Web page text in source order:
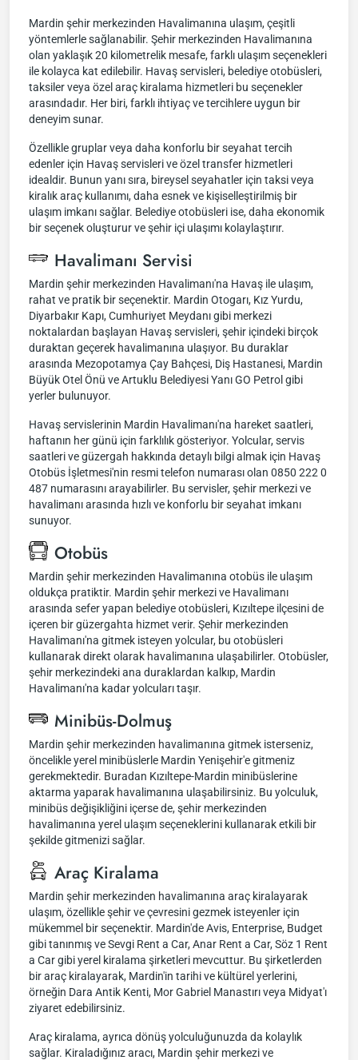
Mardin şehir merkezinden Havalimanına ulaşım, çeşitli
yöntemlerle sağlanabilir. Şehir merkezinden Havalimanına
olan yaklaşık 20 kilometrelik mesafe, farklı ulaşım seçenekleri
ile kolayca kat edilebilir. Havaş servisleri, belediye otobüsleri,
taksiler veya özel araç kiralama hizmetleri bu seçenekler
arasındadır. Her biri, farklı ihtiyaç ve tercihlere uygun bir
deneyim sunar.
Özellikle gruplar veya daha konforlu bir seyahat tercih
edenler için Havaş servisleri ve özel transfer hizmetleri
idealdir. Bunun yanı sıra, bireysel seyahatler için taksi veya
kiralık araç kullanımı, daha esnek ve kişiselleştirilmiş bir
ulaşım imkanı sağlar. Belediye otobüsleri ise, daha ekonomik
bir seçenek oluşturur ve şehir içi ulaşımı kolaylaştırır.
Havalimanı Servisi
Mardin şehir merkezinden Havalimanı'na Havaş ile ulaşım,
rahat ve pratik bir seçenektir. Mardin Otogarı, Kız Yurdu,
Diyarbakır Kapı, Cumhuriyet Meydanı gibi merkezi
noktalardan başlayan Havaş servisleri, şehir içindeki birçok
duraktan geçerek havalimanına ulaşıyor. Bu duraklar
arasında Mezopotamya Çay Bahçesi, Diş Hastanesi, Mardin
Büyük Otel Önü ve Artuklu Belediyesi Yanı GO Petrol gibi
yerler bulunuyor.
Havaş servislerinin Mardin Havalimanı'na hareket saatleri,
haftanın her günü için farklılık gösteriyor. Yolcular, servis
saatleri ve güzergah hakkında detaylı bilgi almak için Havaş
Otobüs İşletmesi'nin resmi telefon numarası olan 0850 222 0
487 numarasını arayabilirler. Bu servisler, şehir merkezi ve
havalimanı arasında hızlı ve konforlu bir seyahat imkanı
sunuyor.
Otobüs
Mardin şehir merkezinden Havalimanına otobüs ile ulaşım
oldukça pratiktir. Mardin şehir merkezi ve Havalimanı
arasında sefer yapan belediye otobüsleri, Kızıltepe ilçesini de
içeren bir güzergahta hizmet verir. Şehir merkezinden
Havalimanı'na gitmek isteyen yolcular, bu otobüsleri
kullanarak direkt olarak havalimanına ulaşabilirler. Otobüsler,
şehir merkezindeki ana duraklardan kalkıp, Mardin
Havalimanı'na kadar yolcuları taşır.
Minibüs-Dolmuş
Mardin şehir merkezinden havalimanına gitmek isterseniz,
öncelikle yerel minibüslerle Mardin Yenişehir'e gitmeniz
gerekmektedir. Buradan Kızıltepe-Mardin minibüslerine
aktarma yaparak havalimanına ulaşabilirsiniz. Bu yolculuk,
minibüs değişikliğini içerse de, şehir merkezinden
havalimanına yerel ulaşım seçeneklerini kullanarak etkili bir
şekilde gitmenizi sağlar.
Araç Kiralama
Mardin şehir merkezinden havalimanına araç kiralayarak
ulaşım, özellikle şehir ve çevresini gezmek isteyenler için
mükemmel bir seçenektir. Mardin'de Avis, Enterprise, Budget
gibi tanınmış ve Sevgi Rent a Car, Anar Rent a Car, Söz 1 Rent
a Car gibi yerel kiralama şirketleri mevcuttur. Bu şirketlerden
bir araç kiralayarak, Mardin'in tarihi ve kültürel yerlerini,
örneğin Dara Antik Kenti, Mor Gabriel Manastırı veya Midyat'ı
ziyaret edebilirsiniz.
Araç kiralama, ayrıca dönüş yolculuğunuzda da kolaylık
sağlar. Kiraladığınız aracı, Mardin şehir merkezi ve